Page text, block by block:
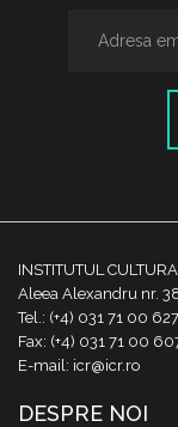
INSTITUTUL
Aleea Alexandru nr.
Tel.: (+4) 031 71 00
Fax: (+4) 031 71 00
E-mail: icr@icr.ro
DESPRE NOI